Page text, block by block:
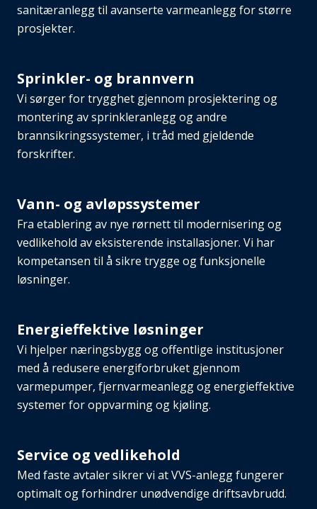
sanitæranlegg til avanserte varmeanlegg for større
prosjekter.
Sprinkler- og brannvern
Vi sørger for trygghet gjennom prosjektering og
montering av sprinkleranlegg og andre
brannsikringssystemer, i tråd med gjeldende
forskrifter.
Vann- og avløpssystemer
Fra etablering av nye rørnett til modernisering og
vedlikehold av eksisterende installasjoner. Vi har
kompetansen til å sikre trygge og funksjonelle
løsninger.
Energieffektive løsninger
Vi hjelper næringsbygg og offentlige institusjoner
med å redusere energiforbruket gjennom
varmepumper, fjernvarmeanlegg og energieffektive
systemer for oppvarming og kjøling.
Service og vedlikehold
Med faste avtaler sikrer vi at VVS-anlegg fungerer
optimalt og forhindrer unødvendige driftsavbrudd.